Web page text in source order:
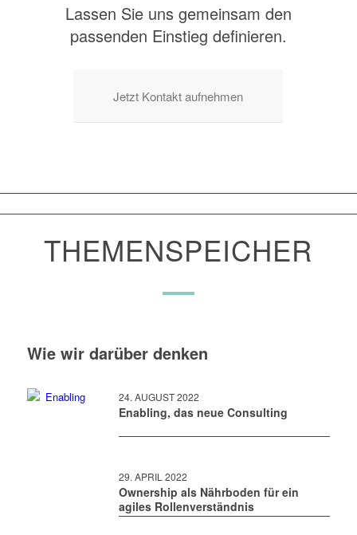
Lassen Sie uns gemeinsam den
passenden Einstieg definieren.
Jetzt Kontakt aufnehmen
THEMENSPEICHER
Wie wir darüber denken
24. AUGUST 2022
Enabling, das neue Consulting
29. APRIL 2022
Ownership als Nährboden für ein
agiles Rollenverständnis